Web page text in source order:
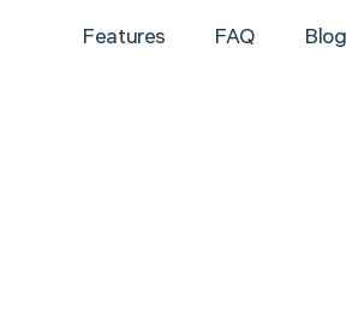
Features FAQ Blog